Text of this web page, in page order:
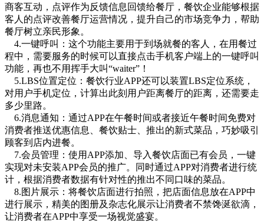
商客互动，点评作为反馈信息回馈给餐厅，餐饮企业能够根据
客人的点评改善餐厅运营情况，提升自己的市场竞争力，帮助
餐厅树立亲民形象。
4.一键呼叫：这个功能主要用于到场就餐的客人，在用餐过
程中，需要服务的时候可以直接点击手机客户端上的一键呼叫
功能，再也不用挥手大叫“waiter”！
5.LBS位置定位：餐饮行业APP还可以装置LBS定位系统，
对用户手机定位，计算出此刻用户距离餐厅的距离，还需要走
多少里路。
6.消息通知：通过APP在午餐时间或者接近午餐时间免费对
消费者推送优惠信息、餐饮贴士、推出的新式菜品，巧妙吸引
顾客到店内进餐。
7.会员管理：使用APP添加、导入餐饮店面已有会员，一键
实现对未安装APP会员的推广。同时通过APP对消费者进行统
计，根据消费者数据有针对性的推出不同口味的菜品。
8.图片展示：将餐饮店面进行拍照，把店面信息放在APP中
进行展示，精美的图册及杂志化展示让消费者不禁馋涎欲滴，
让消费者在APP中享受一场视觉盛宴。